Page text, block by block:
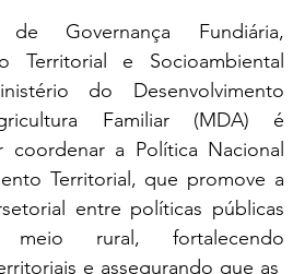
Governança Fundiária,
Territorial e Socioambiental
do Desenvolvimento
Familiar (MDA) é
coordenar a Política Nacional
Territorial, que promove a
entre políticas públicas
rural, fortalecendo
e assegurando que as